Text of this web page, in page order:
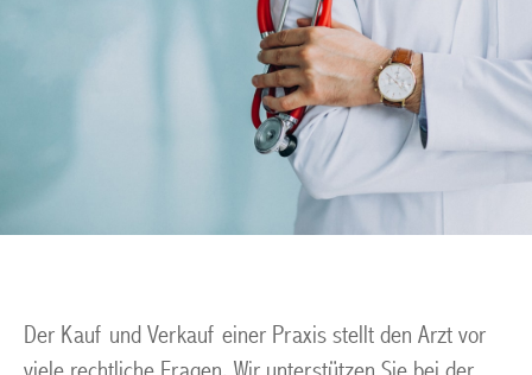
Der Kauf und Verkauf einer Praxis stellt den Arzt vor